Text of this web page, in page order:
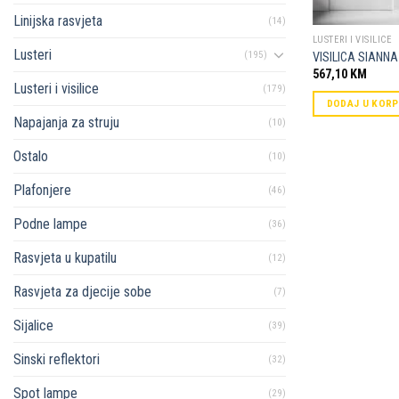
Linijska rasvjeta (14)
Lusteri (195)
Lusteri i visilice (179)
Napajanja za struju (10)
Ostalo (10)
Plafonjere (46)
Podne lampe (36)
Rasvjeta u kupatilu (12)
Rasvjeta za djecije sobe (7)
Sijalice (39)
Sinski reflektori (32)
Spot lampe (29)
LUSTERI I VISILICE
VISILICA SIANNA
567,10 KM
DODAJ U